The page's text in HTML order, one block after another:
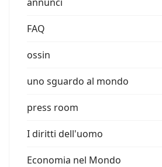
FAQ
ossin
uno sguardo al mondo
press room
I diritti dell'uomo
Economia nel Mondo